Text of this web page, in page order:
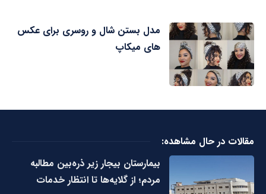
مدل بستن شال و روسری برای عکس
های میکاپ
مقالات در حال مشاهده:
بیمارستان بیجار زیر ذره‌بین مطالبه
مردم؛ از گلایه‌ها تا انتظار خدمات